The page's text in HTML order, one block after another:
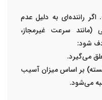
راننده‌ای به دلیل عدم
(مانند سرعت غیرمجاز،
شود:
می‌گیرد.
بر اساس میزان آسیب
می‌شود.